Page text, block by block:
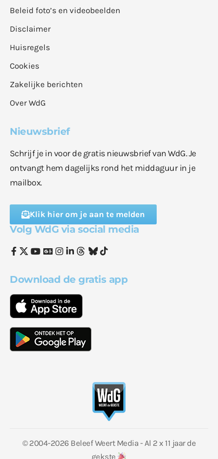
Beleid foto’s en videobeelden
Disclaimer
Huisregels
Cookies
Zakelijke berichten
Over WdG
Nieuwsbrief
Schrijf je in voor de gratis nieuwsbrief van WdG. Je
ontvangt hem dagelijks rond het middaguur in je
mailbox.
Klik hier om je aan te melden
Volg WdG via social media
Download de gratis app
© 2004-2026 Beleef Weert Media - Al 2 x 11 jaar de
gekste